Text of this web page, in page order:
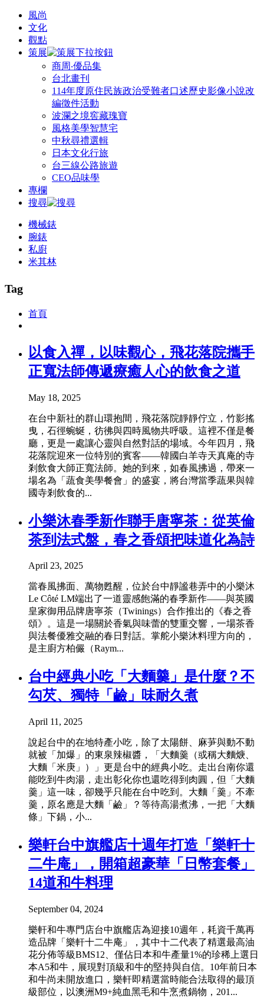
風尚
文化
觀點
策展
商周‧優品集
台北畫刊
114年度原住民族政治受難者口述歷史影像小說改
編徵件活動
波瀾之境窖藏瑰寶
風格美學智慧宅
中秋尋禮選輯
日本文化行旅
台三線公路旅遊
CEO品味學
專欄
搜尋
機械錶
腕錶
私廚
米其林
Tag
首頁
以食入禪，以味觀心，飛花落院攜手
正寬法師傳遞療癒人心的飲食之道
May 18, 2025
在台中新社的群山環抱間，飛花落院靜靜佇立，竹影搖
曳，石徑蜿蜒，彷彿與四時風物共呼吸。這裡不僅是餐
廳，更是一處讓心靈與自然對話的場域。今年四月，飛
花落院迎來一位特別的賓客——韓國白羊寺天真庵的寺
剎飲食大師正寬法師。她的到來，如春風拂過，帶來一
場名為「蔬食美學餐會」的盛宴，將台灣當季蔬果與韓
國寺剎飲食的...
小樂沐春季新作聯手唐寧茶：從英倫
茶到法式盤，春之香頌把味道化為詩
April 23, 2025
當春風拂面、萬物甦醒，位於台中靜謐巷弄中的小樂沐
Le Côté LM端出了一道靈感飽滿的春季新作——與英國
皇家御用品牌唐寧茶（Twinings）合作推出的《春之香
頌》。這是一場關於香氣與味蕾的雙重交響，一場茶香
與法餐優雅交融的春日對話。掌舵小樂沐料理方向的，
是主廚方柏儼（Raym...
台中經典小吃「大麵羹」是什麼？不
勾芡、獨特「鹼」味耐久煮
April 11, 2025
說起台中的在地特產小吃，除了太陽餅、麻芛與動不動
就被「加爆」的東泉辣椒醬，「大麵羹（或稱大麵焿、
大麵「米庚」）」更是台中的經典小吃。走出台南你還
能吃到牛肉湯，走出彰化你也還吃得到肉圓，但「大麵
羹」這一味，卻幾乎只能在台中吃到。大麵「羹」不牽
羹，原名應是大麵「鹼」？等待高湯煮沸，一把「大麵
條」下鍋，小...
樂軒台中旗艦店十週年打造「樂軒十
二牛庵」，開箱超豪華「日幣套餐」
14道和牛料理
September 04, 2024
樂軒和牛專門店台中旗艦店為迎接10週年，耗資千萬再
造品牌「樂軒十二牛庵」，其中十二代表了精選最高油
花分佈等級BMS12、僅佔日本和牛產量1%的珍稀上選日
本A5和牛，展現對頂級和牛的堅持與自信。10年前日本
和牛尚未開放進口，樂軒即精選當時能合法取得的最頂
級部位，以澳洲M9+純血黑毛和牛烹煮鍋物，201...